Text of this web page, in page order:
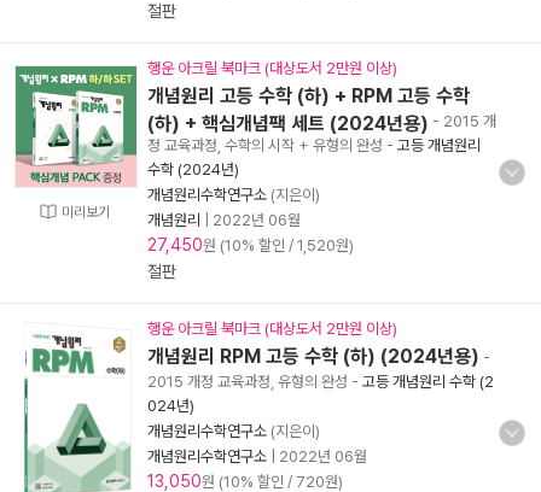
절판
미리보기
행운 아크릴 북마크 (대상도서 2만원 이상)
개념원리 고등 수학 (하) + RPM 고등 수학
(하) + 핵심개념팩 세트 (2024년용) - 2015 개
정 교육과정, 수학의 시작 + 유형의 완성 - 고등 개념원리
수학 (2024년)
개념원리수학연구소 (지은이)
개념원리
2022년 06월
27,450원 (10% 할인 / 1,520원)
절판
행운 아크릴 북마크 (대상도서 2만원 이상)
개념원리 RPM 고등 수학 (하) (2024년용) -
2015 개정 교육과정, 유형의 완성 - 고등 개념원리 수학 (2
024년)
개념원리수학연구소 (지은이)
개념원리수학연구소
2022년 06월
13,050원 (10% 할인 / 720원)